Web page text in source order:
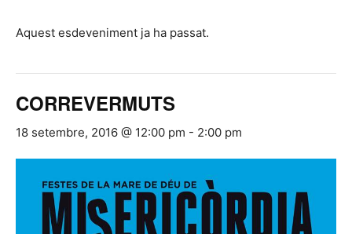
Aquest esdeveniment ja ha passat.
CORREVERMUTS
18 setembre, 2016 @ 12:00 pm - 2:00 pm